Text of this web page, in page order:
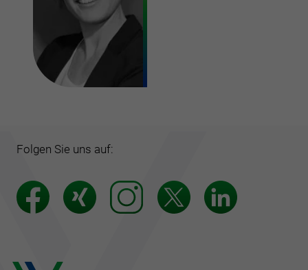
Folgen Sie uns auf: